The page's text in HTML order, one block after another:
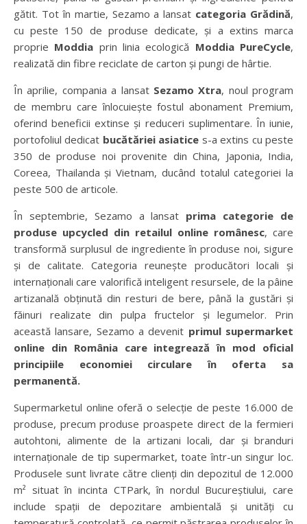
gătit. Tot în martie, Sezamo a lansat categoria Grădină,
cu peste 150 de produse dedicate, și a extins marca
proprie Moddia prin linia ecologică Moddia PureCycle,
realizată din fibre reciclate de carton și pungi de hârtie.
În aprilie, compania a lansat Sezamo Xtra, noul program
de membru care înlocuiește fostul abonament Premium,
oferind beneficii extinse și reduceri suplimentare. În iunie,
portofoliul dedicat bucătăriei asiatice s-a extins cu peste
350 de produse noi provenite din China, Japonia, India,
Coreea, Thailanda și Vietnam, ducând totalul categoriei la
peste 500 de articole.
În septembrie, Sezamo a lansat prima categorie de
produse upcycled din retailul online românesc, care
transformă surplusul de ingrediente în produse noi, sigure
și de calitate. Categoria reunește producători locali și
internaționali care valorifică inteligent resursele, de la pâine
artizanală obținută din resturi de bere, până la gustări și
făinuri realizate din pulpa fructelor și legumelor. Prin
această lansare, Sezamo a devenit primul supermarket
online din România care integrează în mod oficial
principiile economiei circulare în oferta sa
permanentă.
Supermarketul online oferă o selecție de peste 16.000 de
produse, precum produse proaspete direct de la fermieri
autohtoni, alimente de la artizani locali, dar și branduri
internaționale de tip supermarket, toate într-un singur loc.
Produsele sunt livrate către clienți din depozitul de 12.000
m² situat în incinta CTPark, în nordul Bucureștiului, care
include spații de depozitare ambientală și unități cu